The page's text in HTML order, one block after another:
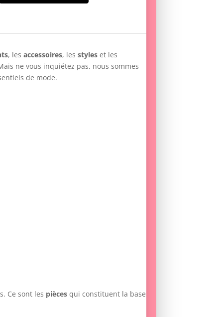
, lesaccessoires, lesstyles et les
ne vous inquiétez pas, nous sommes
de mode.
Ce sont les pièces qui constituent la base